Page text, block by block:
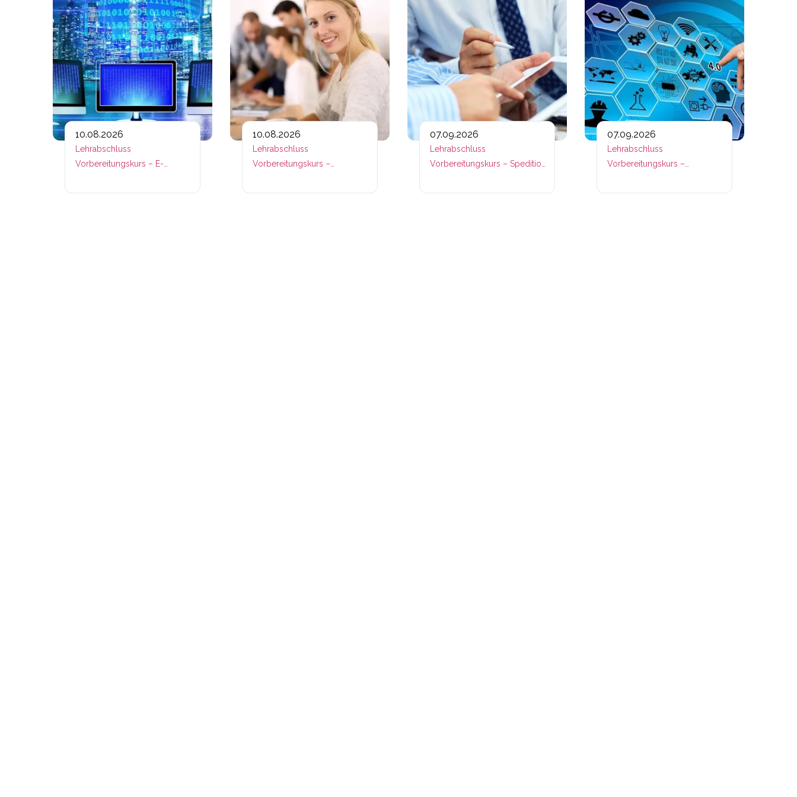
10.08.2026
Lehrabschluss
Vorbereitungskurs – E-
10.08.2026
Lehrabschluss
Vorbereitungskurs –
07.09.2026
Lehrabschluss
Vorbereitungskurs – Spedition
07.09.2026
Lehrabschluss
Vorbereitungskurs –